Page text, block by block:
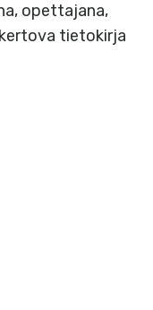
opettajana,
tietokirja